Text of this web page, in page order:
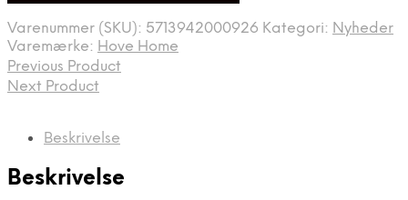
Varenummer (SKU): 5713942000926 Kategori: Nyheder
Varemærke: Hove Home
Previous Product
Next Product
Beskrivelse
Beskrivelse